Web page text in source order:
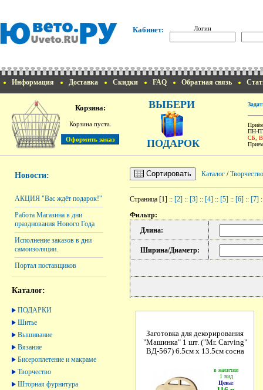
Кабинет: Логин
Информация Доставка Скидки FAQ Обратная связь
Корзина:
Корзина пуста.
ВЫБЕРИ
ПОДАРОК
ПН-
СБ,
Новости:
АКЦИЯ "Вас ждёт подарок!"
Работа Магазина в дни
празднования Нового Года
Исполнение заказов в дни
самоизоляции.
Портал поставщиков
Каталог:
ПОДАРКИ
Шитье
Вышивание
Вязание
Бисероплетение и макраме
Творчество
Шторная фурнитура
Сортировать Каталог /Творчество
Страница [1] :: [2] :: [3] :: [4] :: [5] :: [6] :: [7]
Фильтр:
Длина:
Ширина/Диаметр:
Заготовка для декорирования
"Машинка" 1 шт. ("Mr. Carving"
ВД-567) 6.5см х 13.5см сосна
в наличии
1 вид
Цена: